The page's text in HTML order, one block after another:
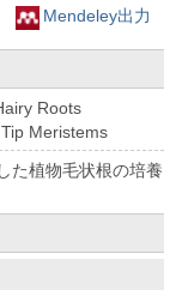
Mendeley出力
Roots
Meristems
た植物毛状根の培養